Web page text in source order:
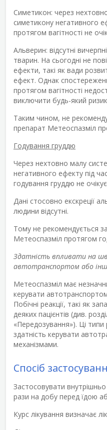
Симетикон: через
симетикону негативного
протягом вагітності не
Альверин: відсутні
тварин. На сьогодні не
ефекти, такі як вади
ефект. Однак
протягом вагітності
виключити будь-який
Таким чином, не
препарат Метеоспазміл
Годування груддю
Через нехтовно малу
негативного ефекту під
годування груддю не
Дані стосовно екскреції
людини відсутні.
Тому не рекомендується
Метеоспазміл протягом
Здатність впливати на
автотранспортом або
Метеоспазміл має
керувати
Побічні реакції, такі як
деяких пацієнтів (див.
«Передозування»). Ці
здатність керувати
механізмами.
Спосіб
Застосовувати
рази на добу перед їдою
Курс лікування визначає